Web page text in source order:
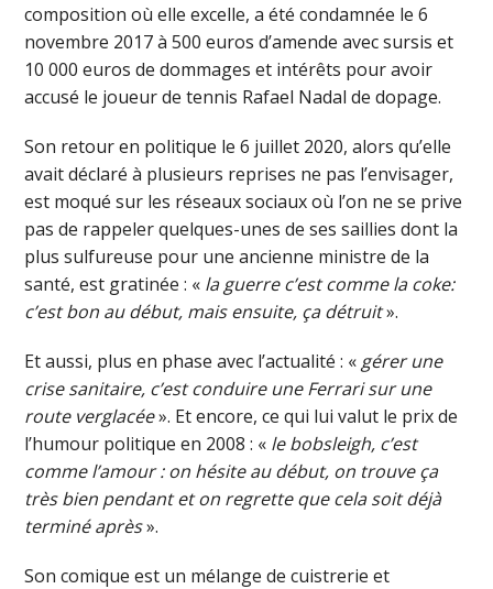
composition où elle excelle, a été condamnée le 6
novembre 2017 à 500 euros d’amende avec sursis et
10 000 euros de dommages et intérêts pour avoir
accusé le joueur de tennis Rafael Nadal de dopage.
Son retour en politique le 6 juillet 2020, alors qu’elle
avait déclaré à plusieurs reprises ne pas l’envisager,
est moqué sur les réseaux sociaux où l’on ne se prive
pas de rappeler quelques-unes de ses saillies dont la
plus sulfureuse pour une ancienne ministre de la
santé, est gratinée : « la guerre c’est comme la coke:
c’est bon au début, mais ensuite, ça détruit».
Et aussi, plus en phase avec l’actualité : « gérer une
crise sanitaire, c’est conduire une Ferrari sur une
route verglacée». Et encore, ce qui lui valut le prix de
l’humour politique en 2008 : « le bobsleigh, c’est
comme l’amour : on hésite au début, on trouve ça
très bien pendant et on regrette que cela soit déjà
terminé après».
Son comique est un mélange de cuistrerie et